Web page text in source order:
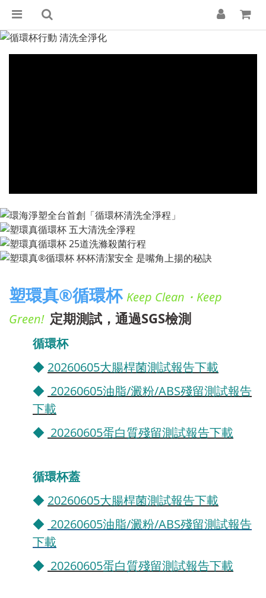
塑環真®循環杯 Keep Clean・Keep
Green! 定期測試，通過SGS檢測
循環杯
◆ 20260605大腸桿菌測試報告下載
◆ 20260605油脂/澱粉/ABS殘留測試報告
下載
◆ 20260605蛋白質殘留測試報告下載
循環杯蓋
◆ 20260605大腸桿菌測試報告下載
◆ 20260605油脂/澱粉/ABS殘留測試報告
下載
◆ 20260605蛋白質殘留測試報告下載